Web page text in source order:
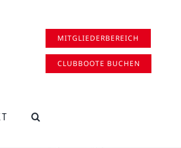
MITGLIEDERBEREICH
CLUBBOOTE BUCHEN